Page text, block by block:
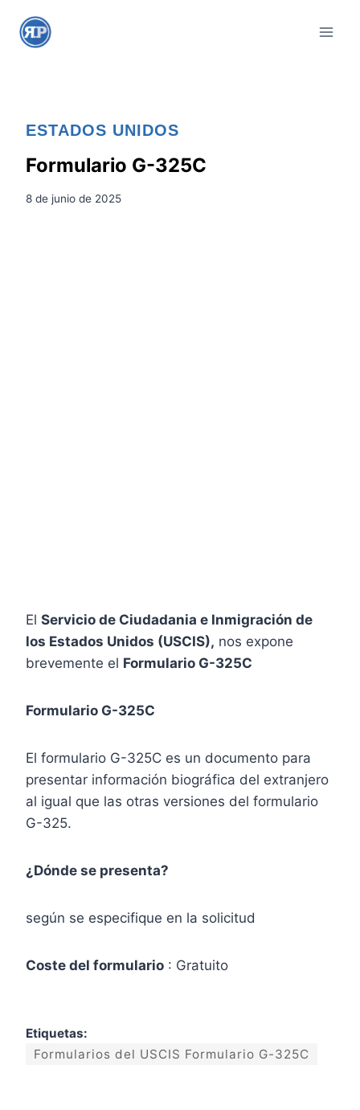
ESTADOS UNIDOS
Formulario G-325C
8 de junio de 2025
El Servicio de Ciudadania e Inmigración de
los Estados Unidos (USCIS), nos expone
brevemente el Formulario G-325C
Formulario G-325C
El formulario G-325C es un documento para
presentar información biográfica del extranjero
al igual que las otras versiones del formulario
G-325.
¿Dónde se presenta?
según se especifique en la solicitud
Coste del formulario : Gratuito
Etiquetas:
Formularios del USCIS Formulario G-325C